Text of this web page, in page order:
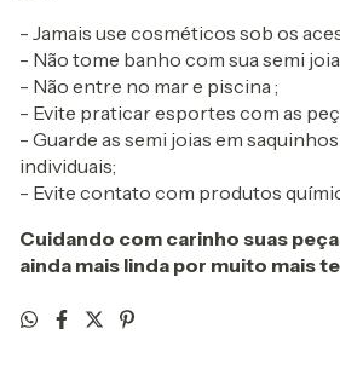
- Jamais use cosméticos sob os
- Não tome banho com sua semi
- Não entre no mar e piscina ;
- Evite praticar esportes com as
- Guarde as semi joias em
individuais;
- Evite contato com produtos
Cuidando com carinho suas
ainda mais linda por muito mais